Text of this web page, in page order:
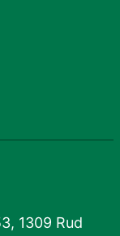
1309 Rud